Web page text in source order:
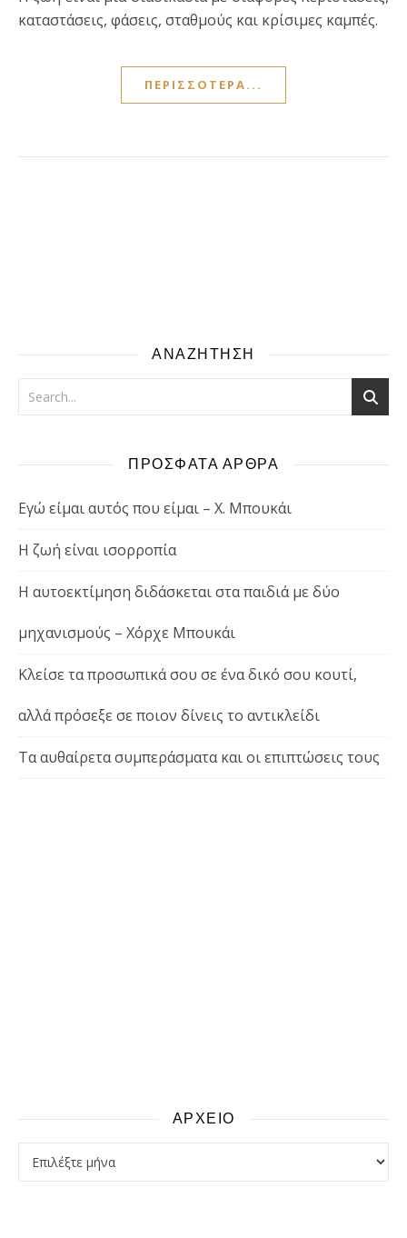
καταστάσεις, φάσεις, σταθμούς και κρίσιμες καμπές.
ΠΕΡΙΣΣΌΤΕΡΑ...
ΑΝΑΖΗΤΗΣΗ
ΠΡΟΣΦΑΤΑ ΑΡΘΡΑ
Εγώ είμαι αυτός που είμαι – Χ. Μπουκάι
Η ζωή είναι ισορροπία
Η αυτοεκτίμηση διδάσκεται στα παιδιά με δύο
μηχανισμούς – Χόρχε Μπουκάι
Κλείσε τα προσωπικά σου σε ένα δικό σου κουτί,
αλλά πρόσεξε σε ποιον δίνεις το αντικλείδι
Τα αυθαίρετα συμπεράσματα και οι επιπτώσεις τους
ΑΡΧΕΙΟ